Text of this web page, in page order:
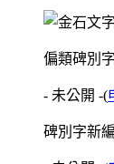
偏類碑別字
- 未公開 -(
碑別字新編